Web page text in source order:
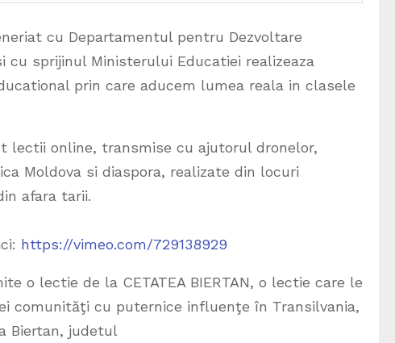
cu Departamentul pentru Dezvoltare
cu sprijinul Ministerului Educatiei realizeaza
prin care aducem lumea reala in clasele
lectii online, transmise cu ajutorul dronelor,
Moldova si diaspora, realizate din locuri
afara tarii.
https://vimeo.com/729138929
o lectie de la CETATEA BIERTAN, o lectie care le
comunităţi cu puternice influenţe în Transilvania,
Biertan, judetul